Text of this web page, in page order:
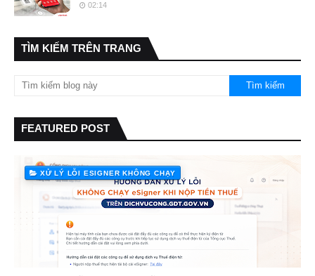
02:14
TÌM KIẾM TRÊN TRANG
FEATURED POST
XỬ LÝ LỖI ESIGNER KHÔNG CHẠY